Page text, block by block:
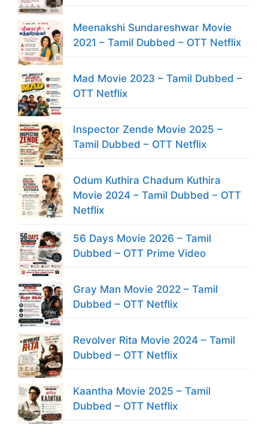
Meenakshi Sundareshwar Movie
2021 – Tamil Dubbed – OTT Netflix
Mad Movie 2023 – Tamil Dubbed –
OTT Netflix
Inspector Zende Movie 2025 –
Tamil Dubbed – OTT Netflix
Odum Kuthira Chadum Kuthira
Movie 2024 – Tamil Dubbed – OTT
Netflix
56 Days Movie 2026 – Tamil
Dubbed – OTT Prime Video
Gray Man Movie 2022 – Tamil
Dubbed – OTT Netflix
Revolver Rita Movie 2024 – Tamil
Dubbed – OTT Netflix
Kaantha Movie 2025 – Tamil
Dubbed – OTT Netflix